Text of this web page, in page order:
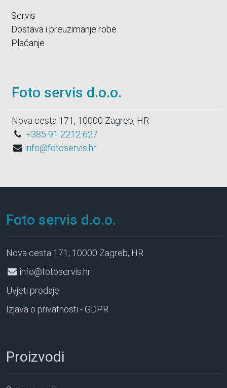
Servis
Dostava i preuzimanje robe
Plaćanje
Foto servis d.o.o.
Nova cesta 171, 10000 Zagreb, HR
+385 91 2212 627
info@fotoservis.hr
Foto servis d.o.o.
Nova cesta 171, 10000 Zagreb, HR
info@fotoservis.hr
Uvjeti prodaje
Izjava o privatnosti - GDPR
Proizvodi